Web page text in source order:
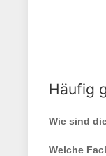
Häufig
Wie sind
Welche